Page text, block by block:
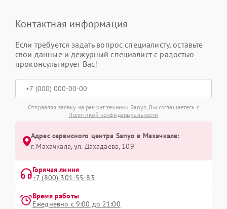
Контактная информация
Если требуется задать вопрос специалисту, оставьте
свои данные и дежурный специалист с радостью
проконсультирует Вас!
Отправляя заявку на ремонт техники Sanyo, Вы соглашаетесь с
Политикой конфиденциальности
Адрес сервисного центра Sanyo в Махачкале:
г. Махачкала, ул. Дахадаева, 109
Горячая линия
+7 (800) 301-55-83
Время работы
Ежедневно с 9:00 до 21:00